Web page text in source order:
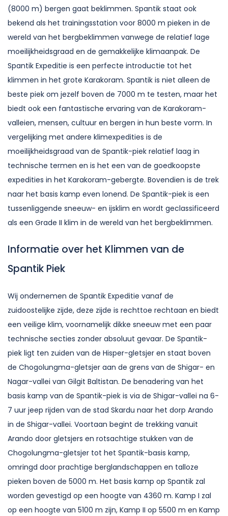
(8000 m) bergen gaat beklimmen. Spantik staat ook
bekend als het trainingsstation voor 8000 m pieken in de
wereld van het bergbeklimmen vanwege de relatief lage
moeilijkheidsgraad en de gemakkelijke klimaanpak. De
Spantik Expeditie is een perfecte introductie tot het
klimmen in het grote Karakoram. Spantik is niet alleen de
beste piek om jezelf boven de 7000 m te testen, maar het
biedt ook een fantastische ervaring van de Karakoram-
valleien, mensen, cultuur en bergen in hun beste vorm. In
vergelijking met andere klimexpedities is de
moeilijkheidsgraad van de Spantik-piek relatief laag in
technische termen en is het een van de goedkoopste
expedities in het Karakoram-gebergte. Bovendien is de trek
naar het basis kamp even lonend. De Spantik-piek is een
tussenliggende sneeuw- en ijsklim en wordt geclassificeerd
als een Grade II klim in de wereld van het bergbeklimmen.
Informatie over het Klimmen van de
Spantik Piek
Wij ondernemen de Spantik Expeditie vanaf de
zuidoostelijke zijde, deze zijde is rechttoe rechtaan en biedt
een veilige klim, voornamelijk dikke sneeuw met een paar
technische secties zonder absoluut gevaar. De Spantik-
piek ligt ten zuiden van de Hisper-gletsjer en staat boven
de Chogolungma-gletsjer aan de grens van de Shigar- en
Nagar-vallei van Gilgit Baltistan. De benadering van het
basis kamp van de Spantik-piek is via de Shigar-vallei na 6-
7 uur jeep rijden van de stad Skardu naar het dorp Arando
in de Shigar-vallei. Voortaan begint de trekking vanuit
Arando door gletsjers en rotsachtige stukken van de
Chogolungma-gletsjer tot het Spantik-basis kamp,
omringd door prachtige berglandschappen en talloze
pieken boven de 5000 m. Het basis kamp op Spantik zal
worden gevestigd op een hoogte van 4360 m. Kamp I zal
op een hoogte van 5100 m zijn, Kamp II op 5500 m en Kamp